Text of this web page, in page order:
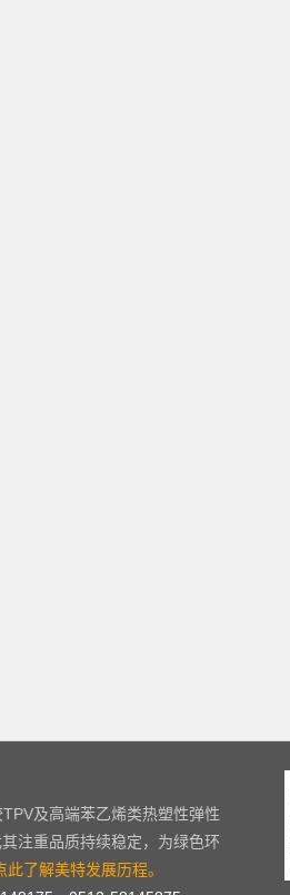
及高端苯乙烯类热塑性弹性
注重品质持续稳定，为绿色环
此了解美特发展历程。